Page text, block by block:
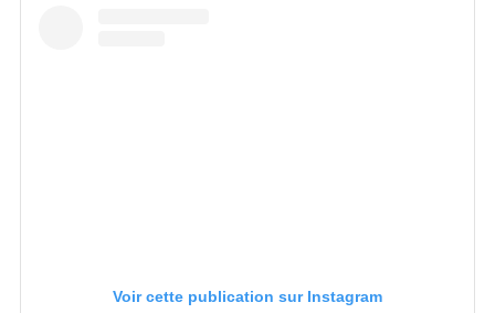
Voir cette publication sur Instagram